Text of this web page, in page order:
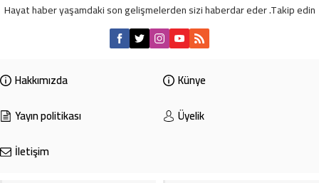
Hayat haber yaşamdaki son gelişmelerden sizi haberdar eder .Takip edin
Hakkımızda
Künye
Yayın politikası
Üyelik
İletişim